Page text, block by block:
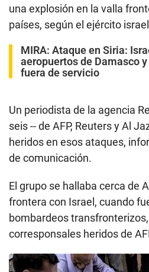
una explosión en la valla
países, según el ejército
MIRA: Ataque en Siria:
aeropuertos de Damasco
fuera de servicio
Un periodista de la agencia
seis -- de AFP, Reuters y Al
heridos en esos ataques,
de comunicación.
El grupo se hallaba cerca de
frontera con Israel, cuando
bombardeos
corresponsales heridos de